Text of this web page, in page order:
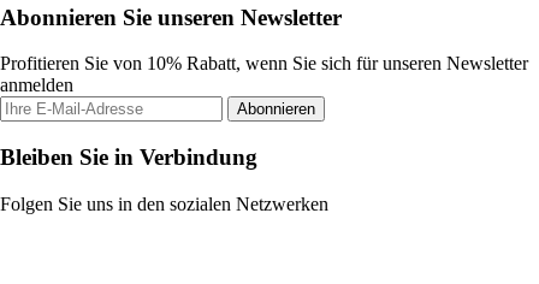
Abonnieren Sie unseren Newsletter
Profitieren Sie von 10% Rabatt, wenn Sie sich für unseren Newsletter
anmelden
Abonnieren
Bleiben Sie in Verbindung
Folgen Sie uns in den sozialen Netzwerken